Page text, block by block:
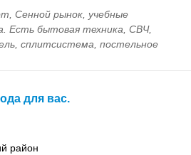
Сенной рынок, учебные
Есть бытовая техника, СВЧ,
сплитсистема, постельное
для вас.
район